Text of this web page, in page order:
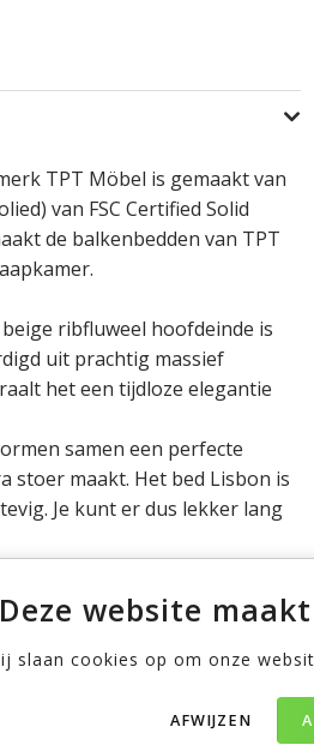
TPT Möbel is gemaakt van
van FSC Certified Solid
de balkenbedden van TPT
ribfluweel hoofdeinde is
uit prachtig massief
het een tijdloze elegantie
samen een perfecte
stoer maakt. Het bed Lisbon is
Je kunt er dus lekker lang
Functie voor je leeswerk (of
en heeft geen poten. Het
Deze website
slaan cookies op om onze
AFWIJZEN